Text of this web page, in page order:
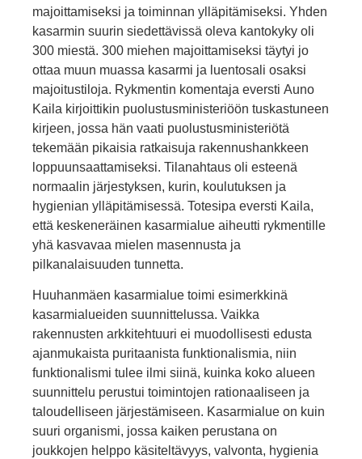
majoittamiseksi ja toiminnan ylläpitämiseksi. Yhden
kasarmin suurin siedet­tävissä oleva kantokyky oli
300 miestä. 300 miehen majoittamiseksi täytyi jo
ottaa muun muassa kasarmi ja luentosali osaksi
majoi­tustiloja. Rykmentin komentaja eversti Auno
Kaila kirjoittikin puolustusministeriöön tuskastuneen
kirjeen, jossa hän vaati puolustusministeriötä
tekemään pikaisia ratkaisuja rakennushankkeen
loppuunsaattamiseksi. Tilanahtaus oli esteenä
normaalin järjes­tyksen, kurin, koulutuksen ja
hygienian ylläpitämisessä. Totesipa eversti Kaila,
että keskeneräinen kasarmialue aiheutti rykmentille
yhä kasvavaa mielen masennusta ja
pilkanalaisuuden tunnetta.
Huuhanmäen kasarmialue toimi esimerkkinä
kasarmialueiden suunnittelussa. Vaikka
rakennusten arkkitehtuuri ei muodollisesti edusta
ajanmukaista puritaanista funktionalismia, niin
funktiona­lismi tulee ilmi siinä, kuinka koko alueen
suunnittelu perustui toi­mintojen rationaaliseen ja
taloudelliseen järjestämiseen. Kasarmi­alue on kuin
suuri organismi, jossa kaiken perustana on
joukkojen helppo käsiteltävyys, valvonta, hygienia